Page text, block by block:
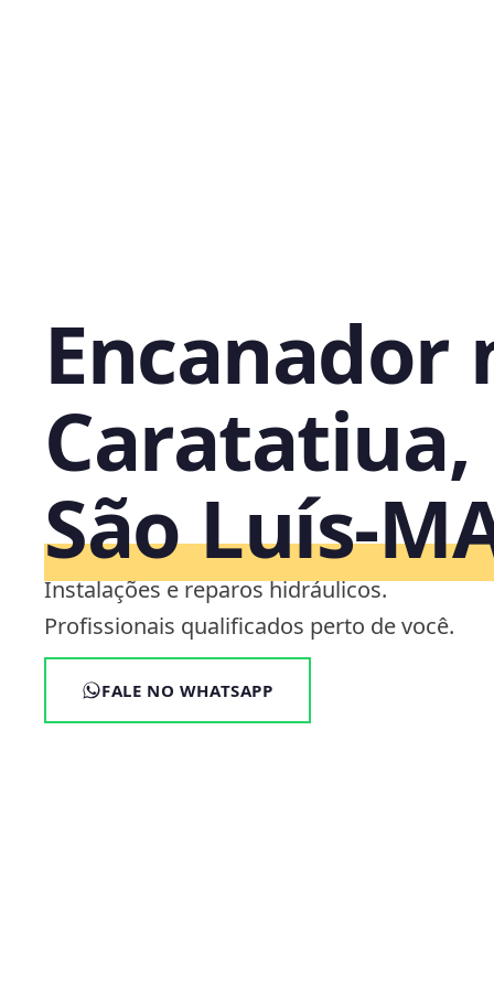
Encanador
Caratatiua,
São
Instalações e reparos hidráulicos.
Profissionais qualificados perto de você.
FALE NO WHATSAPP